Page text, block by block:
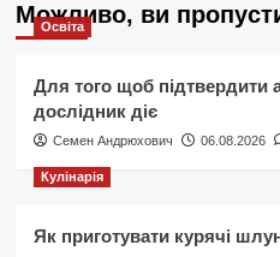
Можливо, ви
Освіта
Для того щоб підтвердити
дослідник діє
Семен Андрюхович 06.08.2026
Кулінарія
Як приготувати курячі